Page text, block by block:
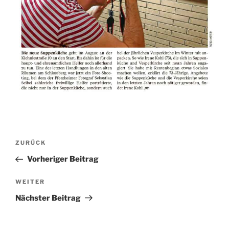
Beitragsnavigation
Vorheriger
Beitrag
ZURÜCK
Vorheriger Beitrag
Nächster
Beitrag
WEITER
Nächster Beitrag